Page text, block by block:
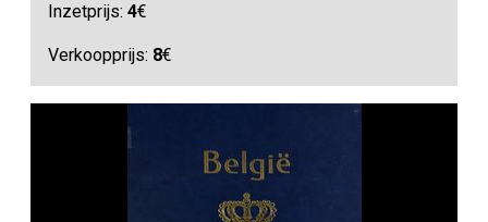
Inzetprijs:4€
Verkoopprijs: 8€